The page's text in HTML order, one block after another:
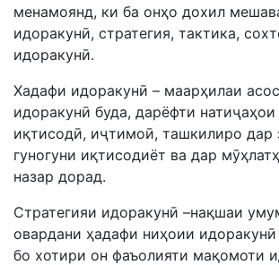
менамоянд, ки ба онҳо дохил
идоракунӣ, стратегия, тактика,
идоракунӣ.
Хадафи идоракунӣ – маарҳилаи
идоракунӣ буда, дарёфти
иқтисодӣ, иҷтимоӣ, ташкилиро дар
гуногуни иқтисодиёт ва дар
назар дорад.
Стратегияи идоракунӣ –нақшаи
овардани ҳадафи ниҳоии
бо хотири он фаъолияти мақомоти